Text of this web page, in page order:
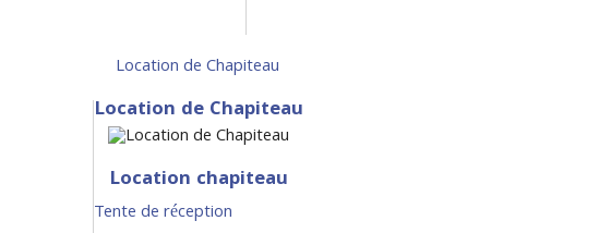
Location de Chapiteau
Location de Chapiteau
Location chapiteau
Tente de réception